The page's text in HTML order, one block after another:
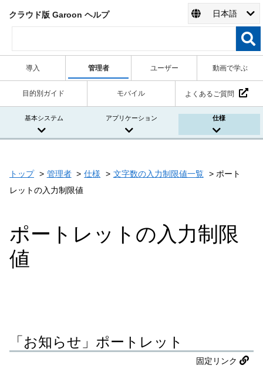
クラウド版 Garoon ヘルプ 日本語
導入 管理者 ユーザー 動画で学ぶ
目的別ガイド モバイル よくあるご質問
基本システム アプリケーション 仕様
トップ 管理者 仕様 文字数の入力制限値一覧
ポート
レットの入力制限値
ポートレットの入力制限
値
「お知らせ」ポートレット
固定リンク